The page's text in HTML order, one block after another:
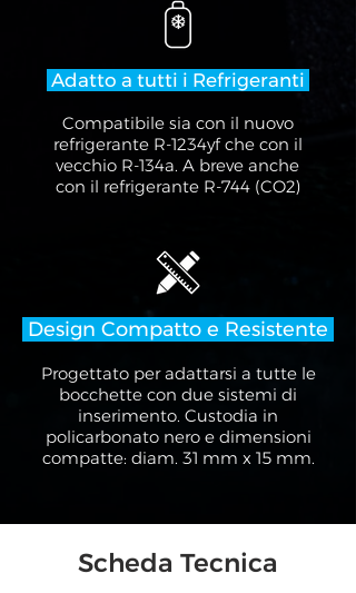
Adatto a tutti i Refrigeranti
Compatibile sia con il nuovo
refrigerante R-1234yf che con il
vecchio R-134a. A breve anche
con il refrigerante R-744 (CO2)
Design Compatto e Resistente
Progettato per adattarsi a tutte le
bocchette con due sistemi di
inserimento. Custodia in
policarbonato nero e dimensioni
compatte: diam. 31 mm x 15 mm.
Scheda Tecnica